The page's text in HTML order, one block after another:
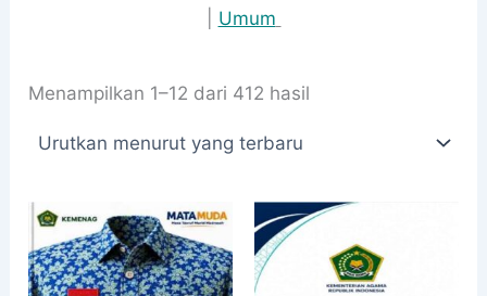
Umum
Menampilkan 1–12 dari 412 hasil